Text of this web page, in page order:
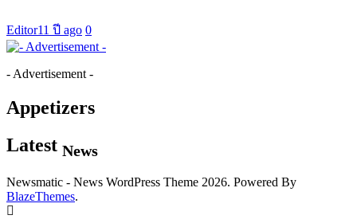
Editor11 ปี ago 0
- Advertisement -
Appetizers
Latest News
Newsmatic - News WordPress Theme 2026. Powered By
BlazeThemes.